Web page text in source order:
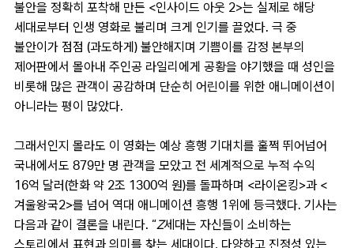
불안을 정확히 포착해 만든 <인사이드 아웃 2>는 실제로 해당
세대로부터 인생 영화로 불리며 크게 인기를 끌었다. 극 중
불안이가 점점 (과도하게) 불안해지며 기쁨이를 감정 본부의
제어판에서 몰아내 주인공 라일리에게 공황을 야기했을 때 성인을
비롯해 많은 관객이 공감하며 단순히 어린이를 위한 애니메이션이
아니라는 평이 많았다.
그래서인지 몰라도 이 영화는 예상 흥행 기대치를 훌쩍 뛰어넘어
국내에서도 879만 명 관객을 모았고 전 세계적으로 누적 수익
16억 달러(한화 약 2조 1300억 원)를 돌파하며 <라이온킹>과 <
겨울왕국2>를 넘어 역대 애니메이션 흥행 1위에 등극했다. 기사는
다음과 같이 결론을 내린다. “Z세대는 자신들이 소비하는
스토리에서 표현과 의미를 찾는 세대이다. 다양하고 진정성 있는